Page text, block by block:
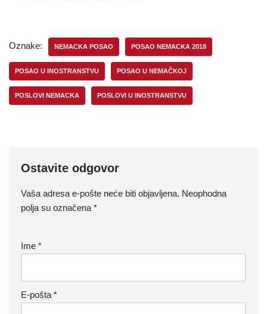
Oznake: NEMACKA POSAO POSAO NEMACKA 2018
POSAO U INOSTRANSTVU POSAO U NEMAČKOJ
POSLOVI NEMACKA POSLOVI U INOSTRANSTVU
Ostavite odgovor
Vaša adresa e-pošte neće biti objavljena. Neophodna
polja su označena *
Ime *
E-pošta *